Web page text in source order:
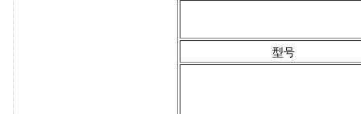
型号